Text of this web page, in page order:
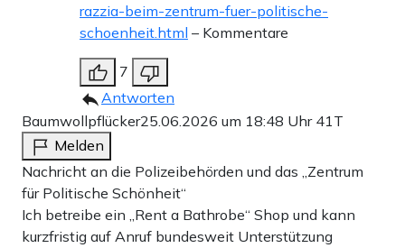
razzia-beim-zentrum-fuer-politische-
schoenheit.html – Kommentare
7
Antworten
Baumwollpflücker25.06.2026 um 18:48 Uhr 41T
Melden
Nachricht an die Polizeibehörden und das „Zentrum
für Politische Schönheit“
Ich betreibe ein „Rent a Bathrobe“ Shop und kann
kurzfristig auf Anruf bundesweit Unterstützung